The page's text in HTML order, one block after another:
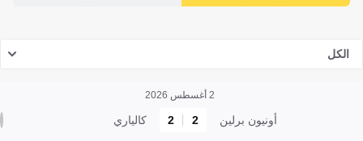
الكل
2 أغسطس 2026
أونيون برلين 2
2 كالياري